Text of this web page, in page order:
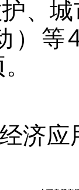
、
）等
济